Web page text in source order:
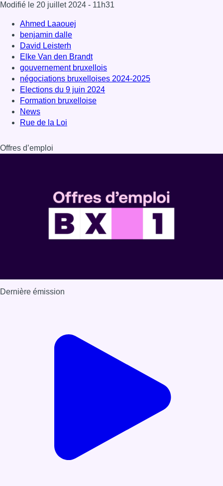
Modifié le 20 juillet 2024 - 11h31
Ahmed Laaouej
benjamin dalle
David Leisterh
Elke Van den Brandt
gouvernement bruxellois
négociations bruxelloises 2024-2025
Elections du 9 juin 2024
Formation bruxelloise
News
Rue de la Loi
Offres d’emploi
Dernière émission